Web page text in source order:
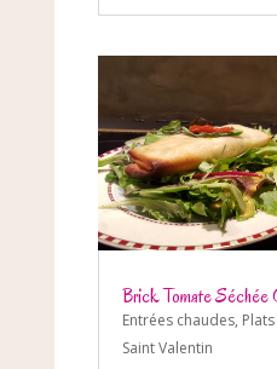
Brick Tomate Séchée
Entrées chaudes,
Saint Valentin